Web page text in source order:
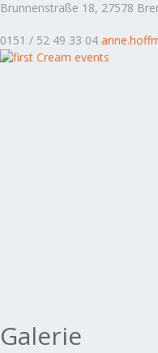
Brunnenstraße 18, 27578
0151 / 52 49 33 04
Galerie